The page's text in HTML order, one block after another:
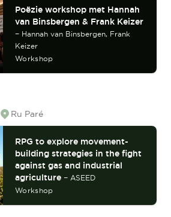
Poëzie workshop met Hannah
van Binsbergen & Frank Keizer
– Hannah van Binsbergen, Frank
Keizer
Workshop
Location
Ru Paré
RPG to explore movement-
building strategies in the fight
against gas and industrial
agriculture – ASEED
Workshop